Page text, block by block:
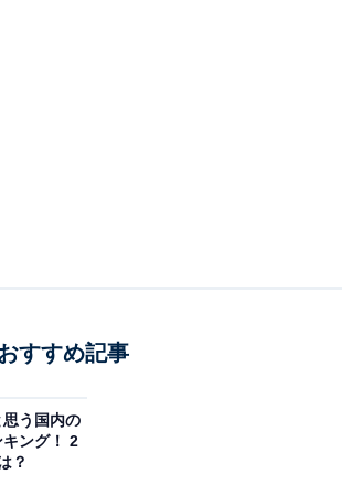
す。
メージ」（20代女性／富山県）、「ス
は先進技術であり、他のメーカーの衝
比べて性能が高いと感じる」（20代男
すすめ記事
思う国内の
キング！ 2
？